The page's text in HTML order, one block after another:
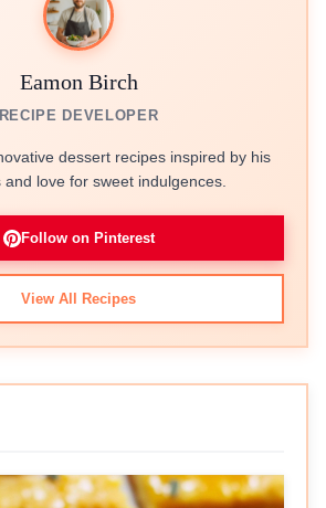
Eamon Birch
RECIPE DEVELOPER
dessert recipes inspired by his
and love for sweet indulgences.
Follow on Pinterest
View All Recipes